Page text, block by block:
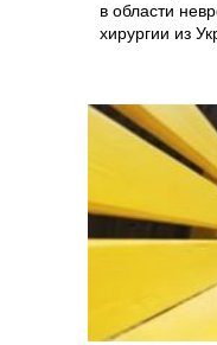
в области
хирургии из